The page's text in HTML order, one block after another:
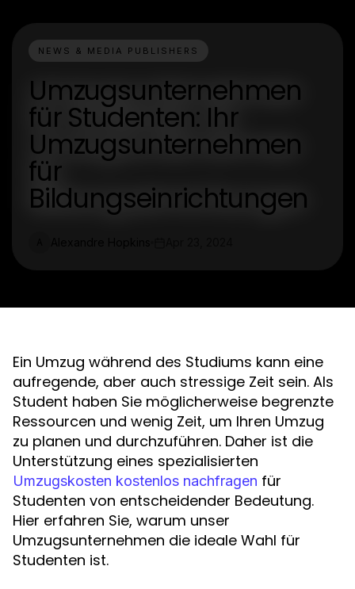
NEWS & MEDIA PUBLISHERS
Umzugsunternehmen
für Studenten: Ihr
Umzugsunternehmen
für
Bildungseinrichtungen
Ein Umzug während des Studiums kann eine
aufregende, aber auch stressige Zeit sein. Als
Student haben Sie möglicherweise begrenzte
Ressourcen und wenig Zeit, um Ihren Umzug
zu planen und durchzuführen. Daher ist die
Unterstützung eines spezialisierten
Umzugskosten kostenlos nachfragen für
Studenten von entscheidender Bedeutung.
Hier erfahren Sie, warum unser
Umzugsunternehmen die ideale Wahl für
Studenten ist.